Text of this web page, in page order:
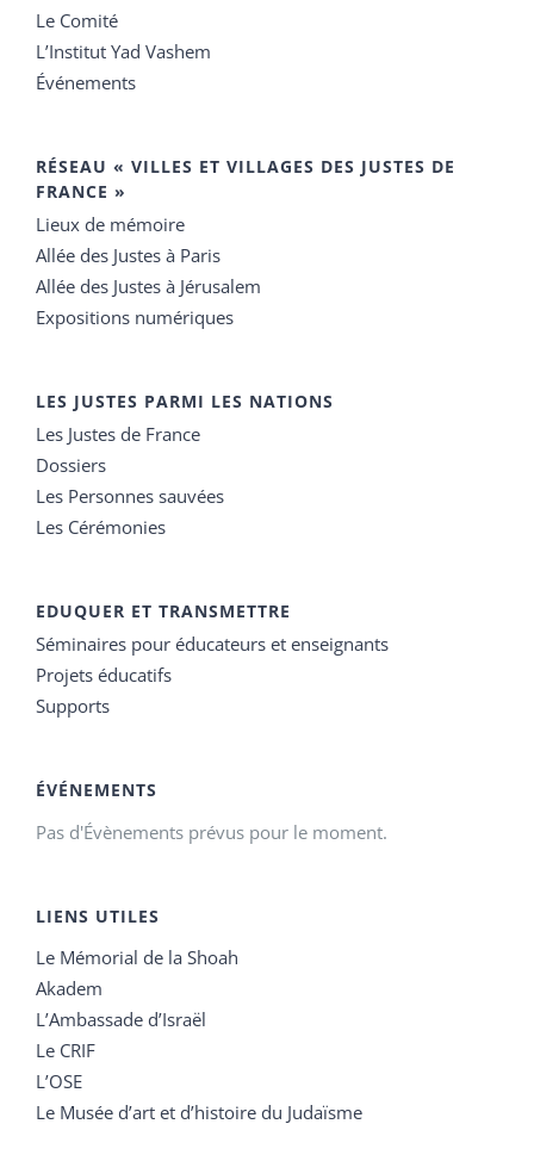
Le Comité
L’Institut Yad Vashem
Événements
RÉSEAU « VILLES ET VILLAGES DES JUSTES DE
FRANCE »
Lieux de mémoire
Allée des Justes à Paris
Allée des Justes à Jérusalem
Expositions numériques
LES JUSTES PARMI LES NATIONS
Les Justes de France
Dossiers
Les Personnes sauvées
Les Cérémonies
EDUQUER ET TRANSMETTRE
Séminaires pour éducateurs et enseignants
Projets éducatifs
Supports
ÉVÉNEMENTS
Pas d'Évènements prévus pour le moment.
LIENS UTILES
Le Mémorial de la Shoah
Akadem
L’Ambassade d’Israël
Le CRIF
L’OSE
Le Musée d’art et d’histoire du Judaïsme